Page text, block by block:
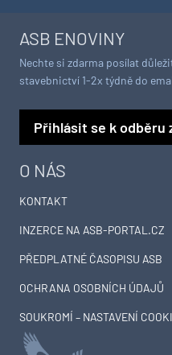
O NÁS
KONTAKT
INZERCE NA ASB-PORTAL.CZ
PŘEDPLATNÉ ČASOPISU ASB
OCHRANA OSOBNÍCH ÚDAJŮ
SOUKROMÍ – NASTAVENÍ
ASB ENOVINY
Nechte si zdarma posílat
stavebnictví 1-2x týdně do
Přihlásit se k odběru